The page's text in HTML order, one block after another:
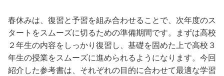
春休みは、復習と予習を組み合わせることで、次年度のス
タートをスムーズに切るための準備期間です。まずは高校
２年生の内容をしっかり復習し、基礎を固めた上で高校３
年生の授業をスムーズに進められるようになります。今回
紹介した参考書は、それぞれの目的に合わせて最適な学習